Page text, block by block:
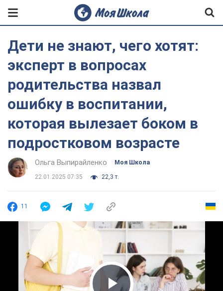
Дети не знают, чего хотят:
эксперт в вопросах
родительства назвал
ошибку в воспитании,
которая вылезает боком в
подростковом возрасте
Ольга Выпирайленко Моя Школа
22.01.2025 07:35 22,3 т.
11